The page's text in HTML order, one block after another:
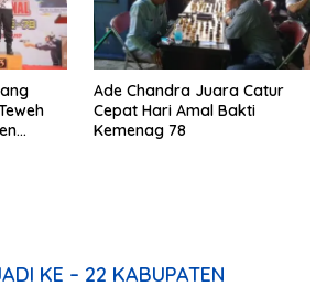
Ade Chandra Juara Catur
Cepat Hari Amal Bakti
Kemenag 78
KE – 22 KABUPATEN